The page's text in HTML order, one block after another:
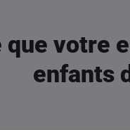
votre
enfants